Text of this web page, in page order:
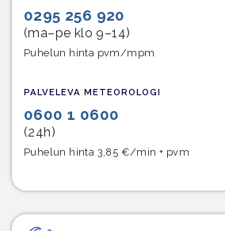
0295 256 920
(ma–pe klo 9–14)
Puhelun hinta pvm/mpm
PALVELEVA METEOROLOGI
0600 1 0600
(24h)
Puhelun hinta 3,85 €/min + pvm